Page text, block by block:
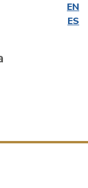
EN
ES